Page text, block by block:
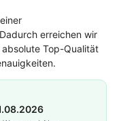
erreichen wir
Top-Qualität